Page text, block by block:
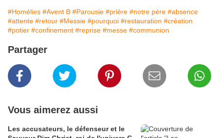
#Homélies #Avent B #Parousie #prière #notre père #absence
#attente #retour #Messie #pourquoi #restauration #création
#potier #confinement #reprise #messe #communion
Partager
Vous aimerez aussi
Les accusateurs, le défenseur et le